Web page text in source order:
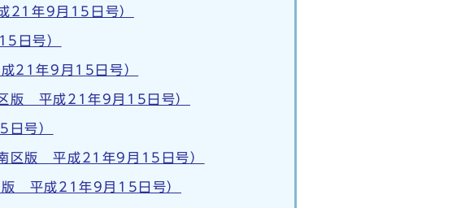
21年9月15日号）
日号）
21年9月15日号）
版 平成21年9月15日号）
号）
区版 平成21年9月15日号）
版 平成21年9月15日号）